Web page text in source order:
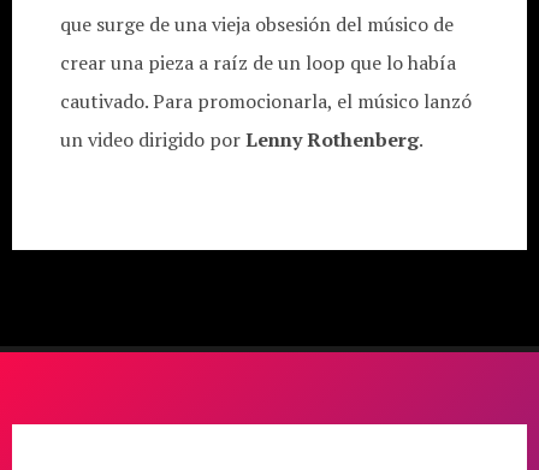
que surge de una vieja obsesión del músico de
crear una pieza a raíz de un loop que lo había
cautivado. Para promocionarla, el músico lanzó
un video dirigido porLenny Rothenberg.